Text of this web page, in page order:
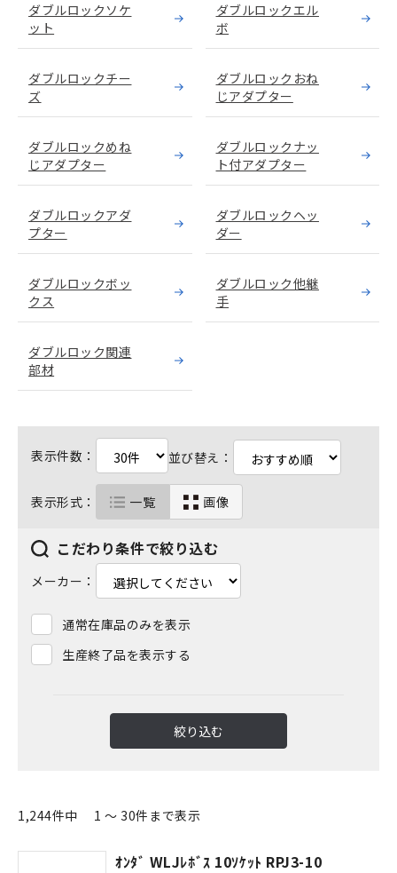
ダブルロックソケ
ット
ダブルロックエル
ボ
ダブルロックチー
ズ
ダブルロックおね
じアダプター
ダブルロックめね
じアダプター
ダブルロックナッ
ト付アダプター
ダブルロックアダ
プター
ダブルロックヘッ
ダー
ダブルロックボッ
クス
ダブルロック他継
手
ダブルロック関連
部材
表示件数： 並び替え：
表示形式： 一覧 画像
こだわり条件で絞り込む
メーカー：
通常在庫品のみを表示
生産終了品を表示する
絞り込む
1,244件中 1 ～ 30件まで表示
ｵﾝﾀﾞ WLJﾚﾎﾞｽ 10ｿｹｯﾄ RPJ3-10